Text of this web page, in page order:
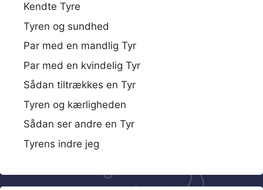
Kendte Tyre
Tyren og sundhed
Par med en mandlig Tyr
Par med en kvindelig Tyr
Sådan tiltrækkes en Tyr
Tyren og kærligheden
Sådan ser andre en Tyr
Tyrens indre jeg